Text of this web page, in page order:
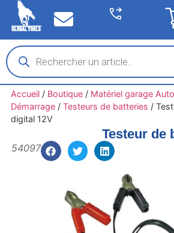
Accueil/ Boutique/ Matériel garage
Démarrage/ Testeurs de batteries /
digital 12V
Testeur de
54097